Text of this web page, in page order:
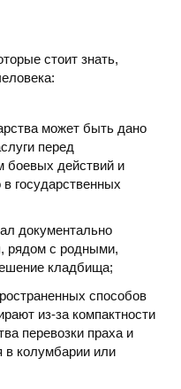
стоит знать,
может быть дано
перед
боевых действий и
государственных
документально
рядом с родными,
кладбища;
способов
из-за компактности
перевозки праха и
в колумбарии или